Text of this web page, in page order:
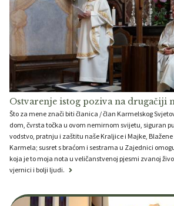
Ostvarenje istog poziva na drugačiji
Što za mene znači biti članica / član Karmelskog
dom, čvrsta točka u ovom nemirnom svijetu, siguran
vodstvo, pratnju i zaštitu naše Kraljice i Majke, Blažene
Karmela; susret s braćom i sestrama u Zajednici
koja je to moja nota u veličanstvenoj pjesmi zvanoj
vjernici i bolji ljudi.